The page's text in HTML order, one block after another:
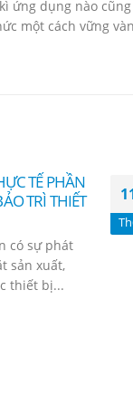
ứng dụng nào
một cách vững
TẾ PHẦN
TRÌ THIẾT
có sự phát
sản xuất,
thiết bị...